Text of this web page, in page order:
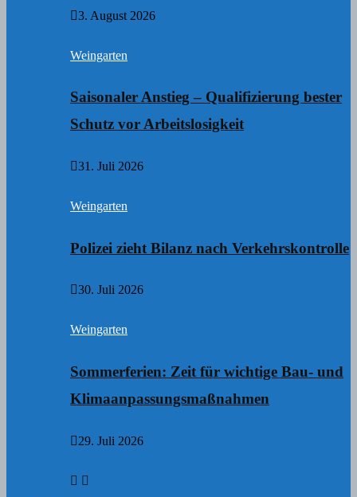
3. August 2026
Weingarten
Saisonaler Anstieg – Qualifizierung bester
Schutz vor Arbeitslosigkeit
31. Juli 2026
Weingarten
Polizei zieht Bilanz nach Verkehrskontrolle
30. Juli 2026
Weingarten
Sommerferien: Zeit für wichtige Bau- und
Klimaanpassungsmaßnahmen
29. Juli 2026